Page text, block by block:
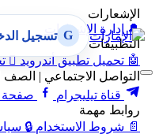
الإشعارات
🔔 إدارة الإشعارات
التطبيقات
🤖 تحميل تطبيق أندرويد 
التواصل الاجتماعي | الصف
قناة تيليجرام
صفحة
روابط مهمة
📄 شروط الاستخدام 🔒
G تسجيل